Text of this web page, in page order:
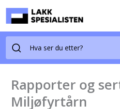
Skip
content
Rapporter og
Miljøfyrtårn